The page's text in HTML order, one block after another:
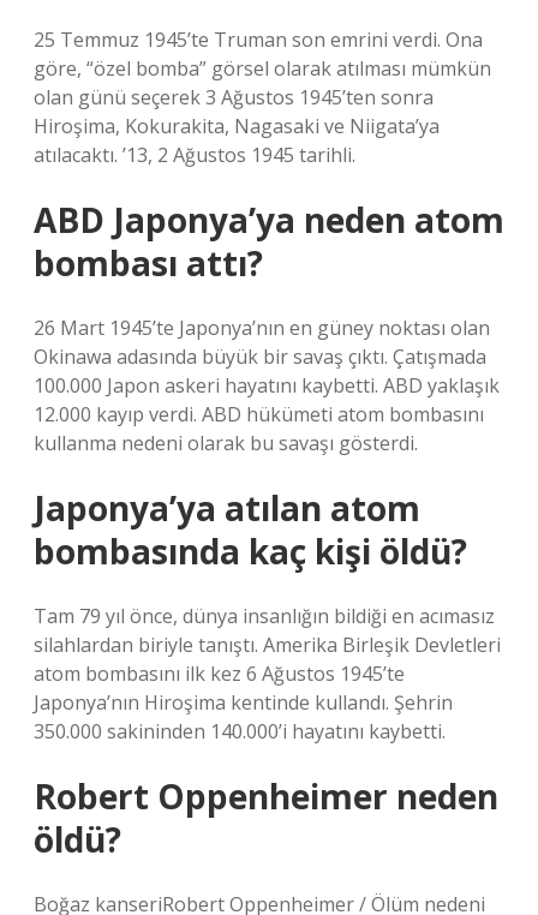
25 Temmuz 1945’te Truman son emrini verdi. Ona
göre, “özel bomba” görsel olarak atılması mümkün
olan günü seçerek 3 Ağustos 1945’ten sonra
Hiroşima, Kokurakita, Nagasaki ve Niigata’ya
atılacaktı. ’13, 2 Ağustos 1945 tarihli.
ABD Japonya’ya neden atom
bombası attı?
26 Mart 1945’te Japonya’nın en güney noktası olan
Okinawa adasında büyük bir savaş çıktı. Çatışmada
100.000 Japon askeri hayatını kaybetti. ABD yaklaşık
12.000 kayıp verdi. ABD hükümeti atom bombasını
kullanma nedeni olarak bu savaşı gösterdi.
Japonya’ya atılan atom
bombasında kaç kişi öldü?
Tam 79 yıl önce, dünya insanlığın bildiği en acımasız
silahlardan biriyle tanıştı. Amerika Birleşik Devletleri
atom bombasını ilk kez 6 Ağustos 1945’te
Japonya’nın Hiroşima kentinde kullandı. Şehrin
350.000 sakininden 140.000’i hayatını kaybetti.
Robert Oppenheimer neden
öldü?
Boğaz kanseriRobert Oppenheimer / Ölüm nedeni